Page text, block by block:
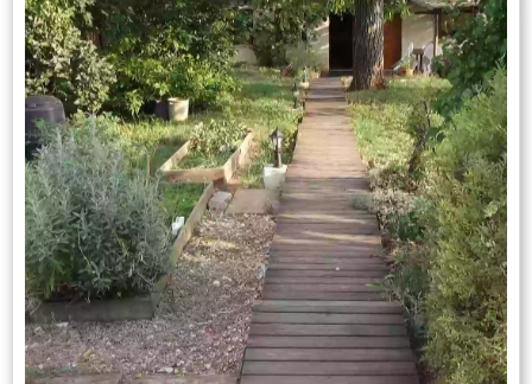
La piscine est accessible du 1er juin au 30
septembre pour les hôtes. Hors-sol d’une surface
de 12m² avec un bassin plat et non profond.
Sans la présence d’un maître nageur ou d’un
adulte, les enfants ne doivent pas rester sans
surveillance. Les plongeons sont interdits.
Transats disponibles à proximité.
Terrasses et barbecue
Deux terrasses, la haute équipée d’un barbecue et
la grande, disponible toute l’année avec tables et
bancs.
Potager